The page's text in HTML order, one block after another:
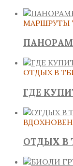
МАРШРУТЫ
ОТДЫХ В
ГДЕ
ОТДЫХ В